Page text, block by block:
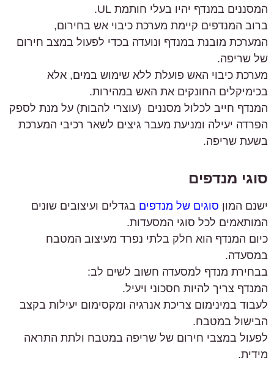
המסננים במנדף יהיו בעלי חותמת UL.
ברוב המנדפים קיימת מערכת כיבוי אש בחירום,
המערכת מובנת במנדף ונועדה בכדי לפעול במצב חירום
של שריפה.
מערכת כיבוי האש פועלת ללא שימוש במים, אלא
בכימיקלים החונקים את האש במהירות.
המנדף חייב לכלול מסננים (עוצרי להבות) על מנת לספק
הפרדה יעילה ומניעת מעבר גיצים לשאר רכיבי המערכת
בשעת שריפה.
סוגי מנדפים
ישנם המון סוגים של מנדפים בגדלים ועיצובים שונים
המותאמים לכל סוגי המסעדות.
כיום המנדף הוא חלק בלתי נפרד מעיצוב המטבח
במסעדה.
בבחירת מנדף למסעדה חשוב לשים לב:
המנדף צריך להיות חסכוני ויעיל.
לעבוד במינימום צריכת אנרגיה ומקסימום יעילות בקצב
הבישול במטבח.
לפעול במצבי חירום של שריפה במטבח ולתת התראה
מידית.